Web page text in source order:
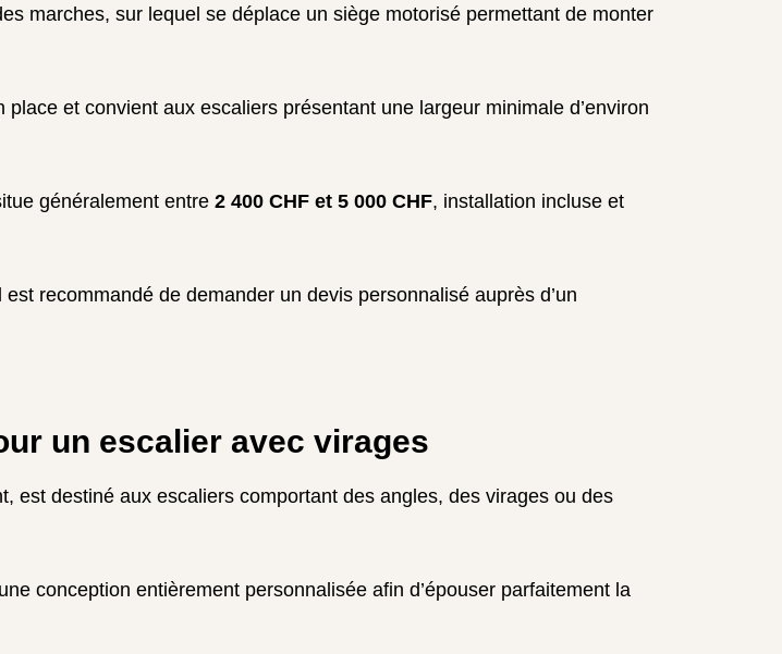
marches, sur lequel se déplace un siège motorisé permettant de monter
et convient aux escaliers présentant une largeur minimale d’environ
généralement entre 2 400 CHF et 5 000 CHF, installation incluse et
recommandé de demander un devis personnalisé auprès d’un
un escalier avec virages
est destiné aux escaliers comportant des angles, des virages ou des
conception entièrement personnalisée afin d’épouser parfaitement la